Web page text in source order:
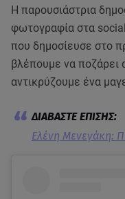
Η παρουσιάστρια
φωτογραφία στα
που δημοσίευσε στο
βλέπουμε να ποζάρει
αντικρύζουμε ένα
Ελένη Μενεγάκη: